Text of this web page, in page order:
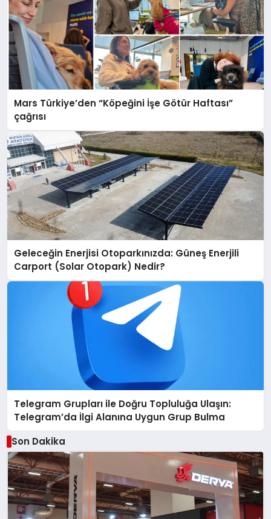
Mars Türkiye’den “Köpeğini İşe Götür Haftası”
çağrısı
Geleceğin Enerjisi Otoparkınızda: Güneş Enerjili
Carport (Solar Otopark) Nedir?
Telegram Grupları ile Doğru Topluluğa Ulaşın:
Telegram’da İlgi Alanına Uygun Grup Bulma
Son Dakika